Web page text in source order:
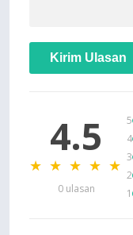
Kirim Ulasan
4.5
★ ★ ★ ★ ★
0 ulasan
5
4
3
2
1